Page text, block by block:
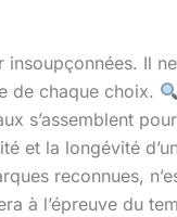
Il
de chaque choix.
s’assemblent
et la longévité
reconnues,
à l’épreuve du